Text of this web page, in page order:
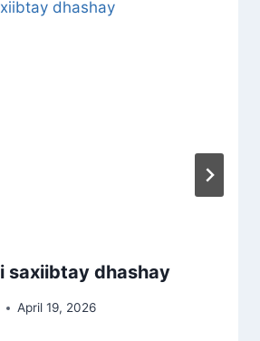
saxiibtay dhashay
April 19, 2026